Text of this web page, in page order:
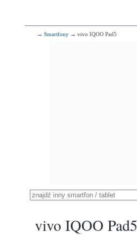
→ Smartfony → vivo IQOO Pad5
vivo IQOO Pad5